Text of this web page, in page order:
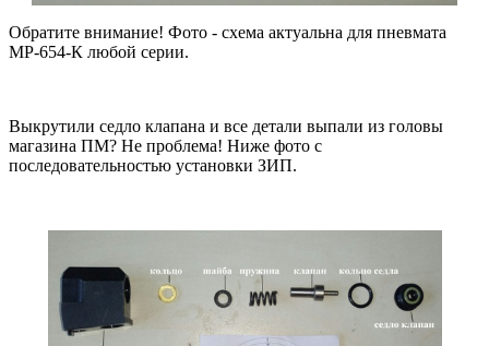
Обратите внимание! Фото - схема актуальна для пневмата
МР-654-К любой серии.
Выкрутили седло клапана и все детали выпали из головы
магазина ПМ? Не проблема! Ниже фото с
последовательностью установки ЗИП.